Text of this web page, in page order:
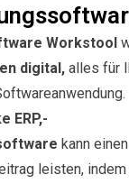
Workstool
digital, alles für
ERP,-
kann einen
leisten,